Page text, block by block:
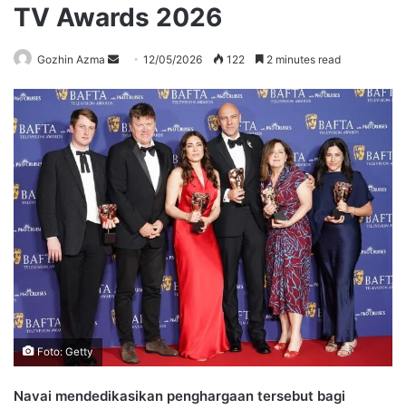
TV Awards 2026
Gozhin Azma
Send
email
12/05/2026 122 2 minutes read
Foto: Getty
Navai mendedikasikan penghargaan tersebut bagi